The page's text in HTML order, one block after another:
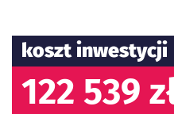
koszt inwestycji
122 539